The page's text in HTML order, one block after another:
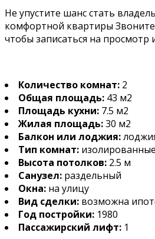
Не упустите шанс стать
комфортной квартиры Звоните
чтобы записаться на просмотр
Количество комнат: 2
Общая площадь: 43 м2
Площадь кухни: 7.5 м2
Жилая площадь:30 м2
Балкон или лоджия:
Тип комнат: изолированные
Высота потолков: 2.5 м
Санузел: раздельный
Окна: на улицу
Вид сделки: возможна
Год постройки: 1980
Пассажирский лифт: 1